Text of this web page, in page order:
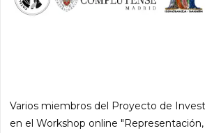
Varios miembros del Proyecto de
en el Workshop online